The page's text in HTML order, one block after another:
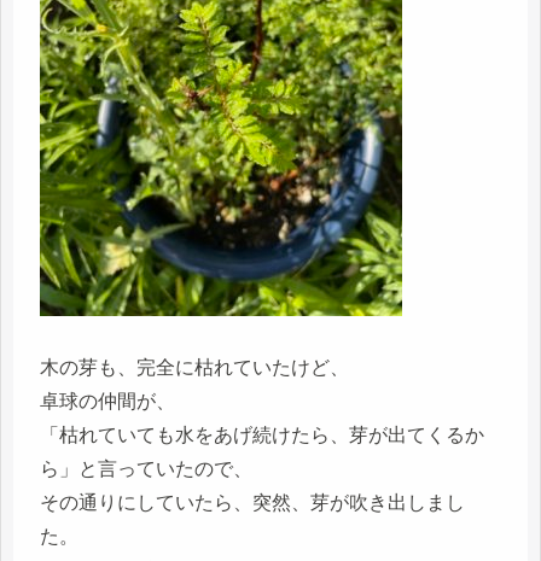
木の芽も、完全に枯れていたけど、
卓球の仲間が、
「枯れていても水をあげ続けたら、芽が出てくるか
ら」と言っていたので、
その通りにしていたら、突然、芽が吹き出しまし
た。